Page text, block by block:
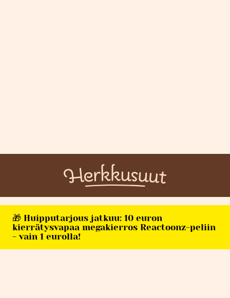
🎁 Huipputarjous jatkuu: 10 euron
kierrätysvapaa megakierros Reactoonz-peliin
- vain 1 eurolla!